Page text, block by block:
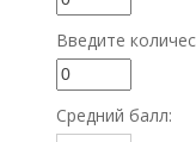
Введите
Средний балл: